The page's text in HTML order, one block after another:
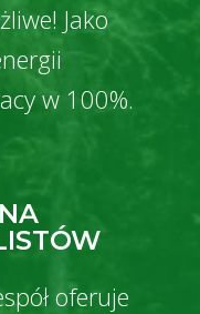
Jako
w 100%.
oferuje